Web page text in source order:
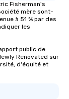
Our tours offer an
entertainment. All
knowledgeable,
offering engaging
fascinating stories.
Fisherman's
mère sont-
à 51 % par des
les
public de
Renovated sur
d'équité et